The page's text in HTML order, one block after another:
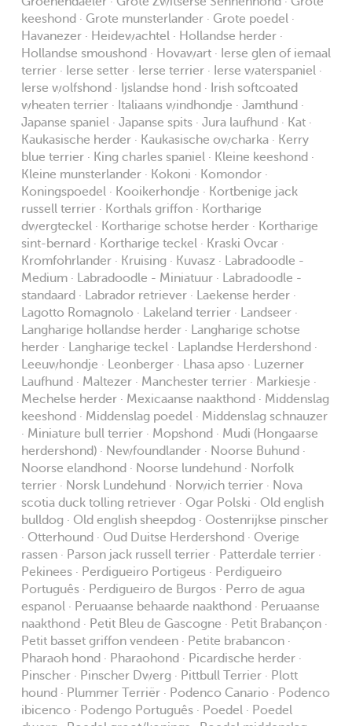
keeshond · Grote munsterlander · Grote poedel ·
Havanezer · Heidewachtel · Hollandse herder ·
Hollandse smoushond · Hovawart · Ierse glen of iemaal
terrier · Ierse setter · Ierse terrier · Ierse waterspaniel ·
Ierse wolfshond · Ijslandse hond · Irish softcoated
wheaten terrier · Italiaans windhondje · Jamthund ·
Japanse spaniel · Japanse spits · Jura laufhund · Kat ·
Kaukasische herder · Kaukasische owcharka · Kerry
blue terrier · King charles spaniel · Kleine keeshond ·
Kleine munsterlander · Kokoni · Komondor ·
Koningspoedel · Kooikerhondje · Kortbenige jack
russell terrier · Korthals griffon · Kortharige
dwergteckel · Kortharige schotse herder · Kortharige
sint-bernard · Kortharige teckel · Kraski Ovcar ·
Kromfohrlander · Kruising · Kuvasz · Labradoodle -
Medium · Labradoodle - Miniatuur · Labradoodle -
standaard · Labrador retriever · Laekense herder ·
Lagotto Romagnolo · Lakeland terrier · Landseer ·
Langharige hollandse herder · Langharige schotse
herder · Langharige teckel · Laplandse Herdershond ·
Leeuwhondje · Leonberger · Lhasa apso · Luzerner
Laufhund · Maltezer · Manchester terrier · Markiesje ·
Mechelse herder · Mexicaanse naakthond · Middenslag
keeshond · Middenslag poedel · Middenslag schnauzer
· Miniature bull terrier · Mopshond · Mudi (Hongaarse
herdershond) · Newfoundlander · Noorse Buhund ·
Noorse elandhond · Noorse lundehund · Norfolk
terrier · Norsk Lundehund · Norwich terrier · Nova
scotia duck tolling retriever · Ogar Polski · Old english
bulldog · Old english sheepdog · Oostenrijkse pinscher
· Otterhound · Oud Duitse Herdershond · Overige
rassen · Parson jack russell terrier · Patterdale terrier ·
Pekinees · Perdigueiro Portigeus · Perdigueiro
Português · Perdigueiro de Burgos · Perro de agua
espanol · Peruaanse behaarde naakthond · Peruaanse
naakthond · Petit Bleu de Gascogne · Petit Brabançon ·
Petit basset griffon vendeen · Petite brabancon ·
Pharaoh hond · Pharaohond · Picardische herder ·
Pinscher · Pinscher Dwerg · Pittbull Terrier · Plott
hound · Plummer Terriër · Podenco Canario · Podenco
ibicenco · Podengo Português · Poedel · Poedel